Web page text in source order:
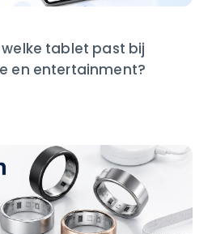
tablet past bij
en entertainment?